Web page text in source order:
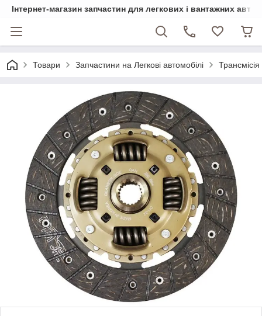
Інтернет-магазин запчастин для легкових і вантажних
Товари Запчастини на Легкові автомобілі Трансмісія